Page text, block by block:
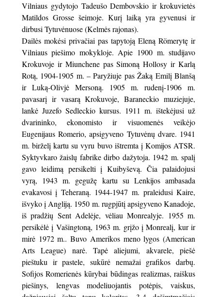
Vilniaus gydytojo Tadeušo Dembovskio ir krokuvietės
Matildos Grosse šeimoje. Kurį laiką yra gyvenusi ir
dirbusi Tytuvėnuose (Kelmės rajonas).
Dailės mokėsi privačiai pas tapytoją Eleną Römerytę ir
Vilniaus piešimo mokykloje. Apie 1900 m. studijavo
Krokuvoje ir Miunchene pas Simoną Hollosy ir Karlą
Rotą, 1904-1905 m. – Paryžiuje pas Žaką Emilį Blanšą
ir Luką-Olivjė Mersoną. 1905 m. rudenį-1906 m.
pavasarį ir vasarą Krokuvoje, Baraneckio muziejuje,
lankė Juzefo Sedleckio kursus. 1911 m. ištekėjusi už
dvarininko, ekonomisto ir visuomenės veikėjo
Eugenijaus Romerio, apsigyveno Tytuvėnų dvare. 1941
m. birželį kartu su vyru buvo ištremta į Komijos ATSR.
Syktyvkaro žaislų fabrike dirbo dažytoja. 1942 m. spalį
gavo leidimą persikelti į Kuibyševą. Čia palaidojusi
vyrą, 1943 m. gegužę kartu su Lenkijos ambasada
evakavosi į Teheraną. 1944-1947 m. praleidusi Kaire,
išvyko į Angliją. 1950 m. rugpjūtį apsigyveno Kanadoje,
iš pradžių Sent Adelėje, vėliau Monrealyje. 1955 m.
persikėlė į Vašingtoną, 1963 m. grįžo į Monrealį, kur ir
mirė 1972 m.. Buvo Amerikos meno lygos (American
Arts League) narė. Tapė aliejumi, akvarele, piešė
pieštuku ir pastele, sukūrė nemažai grafikos darbų.
Sofijos Romerienės kūrybai būdingas realizmas, raiškus
piešinys, lengvas modeliuojantis potėpis, vaiskus,